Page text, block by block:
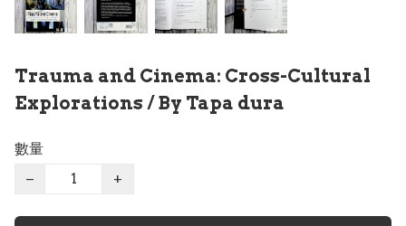
Trauma and Cinema: Cross-Cultural
Explorations / By Tapa dura
數量
−
+